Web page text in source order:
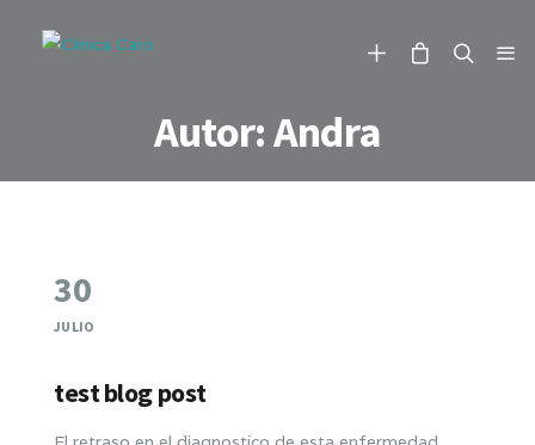
Autor:Andra
30
JULIO
test blog post